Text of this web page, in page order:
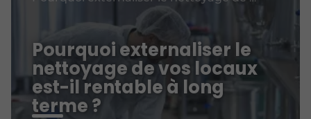
Pourquoi externaliser le
nettoyage de vos locaux
est-il rentable à long
terme ?